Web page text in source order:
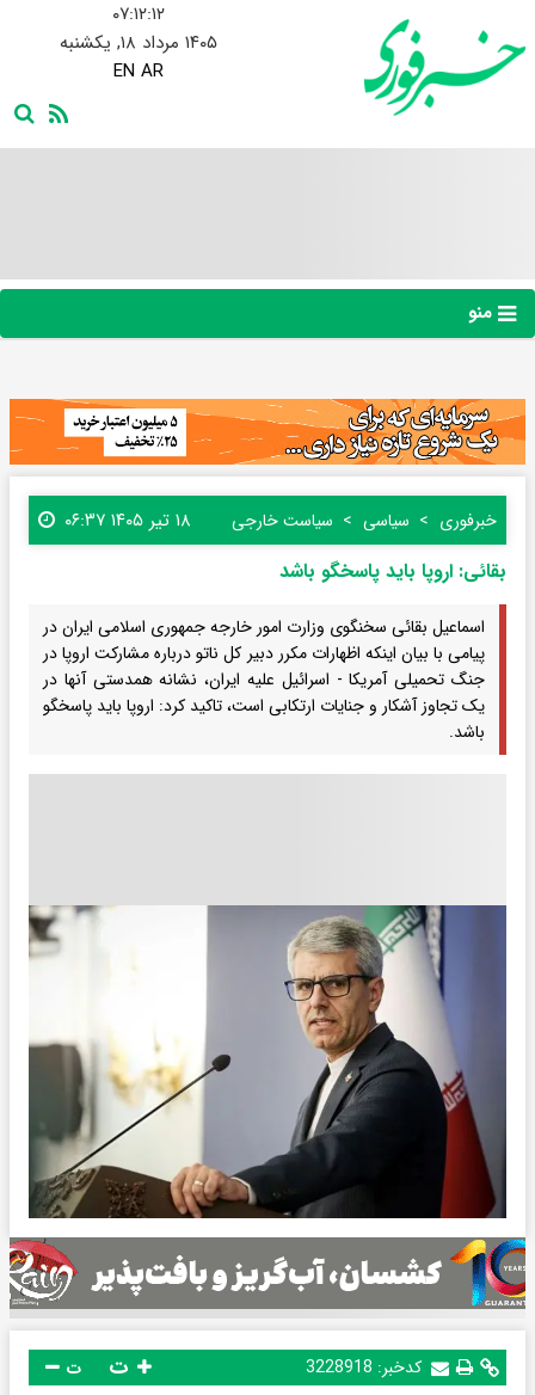
۰۷:۱۲:۱۳
۱۴۰۵ مرداد ۱۸, یکشنبه
EN AR
منو
خبرفوری سیاسی سیاست خارجی ۱۸ تیر ۱۴۰۵ ۰۶:۳۷
بقائی: اروپا باید پاسخگو باشد
اسماعیل بقائی سخنگوی وزارت امور خارجه جمهوری اسلامی ایران در
پیامی با بیان اینکه اظهارات مکرر دبیر کل ناتو درباره مشارکت اروپا در
جنگ تحمیلی آمریکا - اسرائیل علیه ایران، نشانه همدستی آنها در
یک تجاوز آشکار و جنایات ارتکابی است، تاکید کرد: اروپا باید پاسخگو
باشد.
کدخبر: 3228918 ت